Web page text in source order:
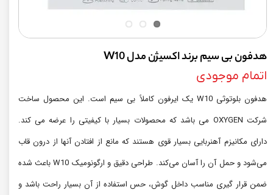
هدفون بی سیم برند اکسیژن مدل W10
اتمام موجودی
هدفون بلوتوثی W10 یک ایرفون کاملاً بی سیم است. این محصول ساخت
شرکت OXYGEN می باشد که محصولات بسیار با کیفیتی را عرضه می کند.
دارای مکانیزم آهنربایی بسیار قوی هستند که مانع از افتادن آنها از درون قاب
می‌شود و حمل آن را آسان می‌کند. طراحی دقیق و ارگونومیک W10 باعث شده
ضمن قرار گیری مناسب داخل گوش، حس استفاده از آن بسیار راحت باشد و